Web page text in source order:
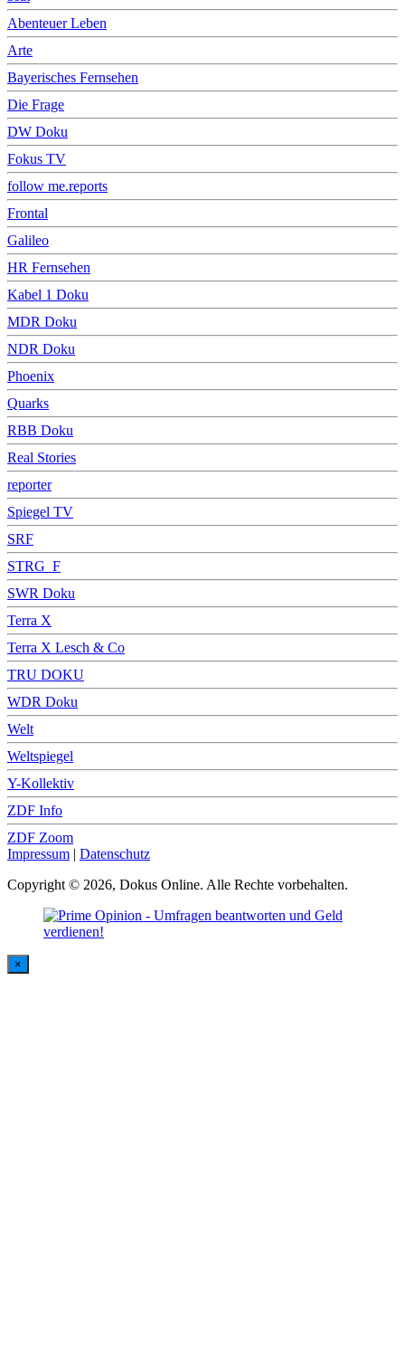
Abenteuer Leben
Arte
Bayerisches Fernsehen
Die Frage
DW Doku
Fokus TV
follow me.reports
Frontal
Galileo
HR Fernsehen
Kabel 1 Doku
MDR Doku
NDR Doku
Phoenix
Quarks
RBB Doku
Real Stories
reporter
Spiegel TV
SRF
STRG_F
SWR Doku
Terra X
Terra X Lesch & Co
TRU DOKU
WDR Doku
Welt
Weltspiegel
Y-Kollektiv
ZDF Info
ZDF Zoom
Impressum | Datenschutz
Copyright © 2026, Dokus Online. Alle Rechte vorbehalten.
×